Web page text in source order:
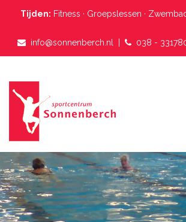
Tijden: Fitness · Groepslessen ·
info@sonnenberch.nl 038 -